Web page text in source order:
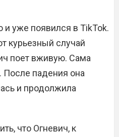
уже появился в TikTok.
курьезный случай
поет вживую. Сама
После падения она
и продолжила
что Огневич, к